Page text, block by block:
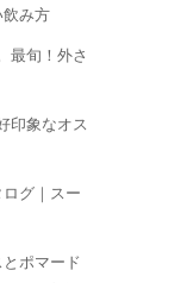
み方
最旬！外さ
印象なオス
グ｜スー
とポマード